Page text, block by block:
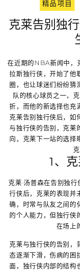
精品项目
克莱告别独
在近期的NBA新闻中，
拉斯独行侠，开始了他
圈，也让球迷们纷纷猜
队的核心球员之一，
折，而他的新选择也充
克莱告别独行侠后，如
与独行侠的告别，克莱
向，克莱下一站的选择
1、
克莱·汤普森在告别独
行侠后，克莱的表现并
确，时常与队友之间的
的个人能力，但独行侠
在场上
克莱与独行侠的告别，
态逐渐下滑，伤病的困
面，独行侠内部的结构